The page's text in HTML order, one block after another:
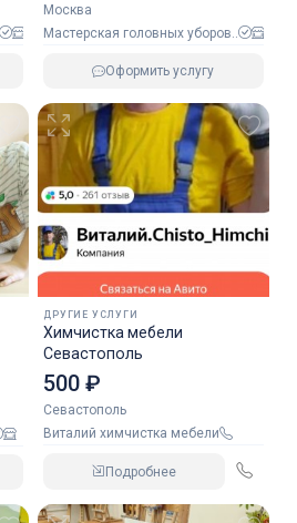
Москва
Мастерская головных уборов..
Оформить услугу
ДРУГИЕ УСЛУГИ
Химчистка мебели
Севастополь
500 ₽
Севастополь
Виталий химчистка мебели
Подробнее